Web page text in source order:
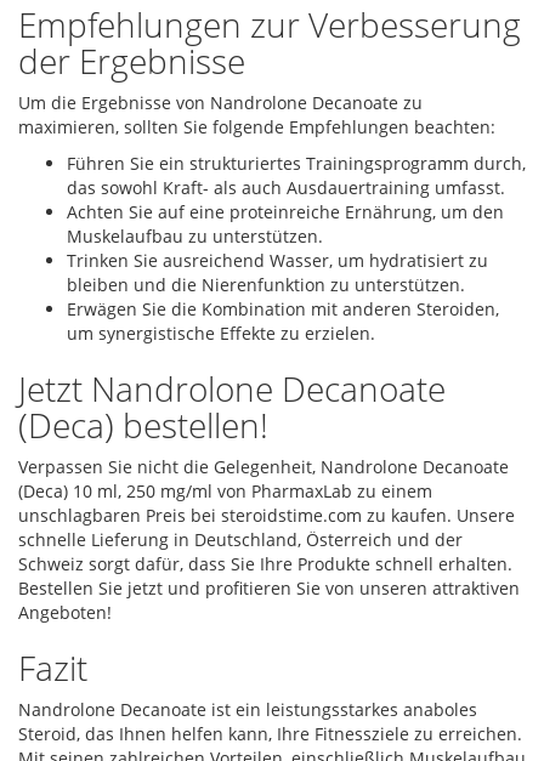
Empfehlungen zur Verbesserung
der Ergebnisse
Um die Ergebnisse von Nandrolone Decanoate zu
maximieren, sollten Sie folgende Empfehlungen beachten:
Führen Sie ein strukturiertes Trainingsprogramm durch,
das sowohl Kraft- als auch Ausdauertraining umfasst.
Achten Sie auf eine proteinreiche Ernährung, um den
Muskelaufbau zu unterstützen.
Trinken Sie ausreichend Wasser, um hydratisiert zu
bleiben und die Nierenfunktion zu unterstützen.
Erwägen Sie die Kombination mit anderen Steroiden,
um synergistische Effekte zu erzielen.
Jetzt Nandrolone Decanoate
(Deca) bestellen!
Verpassen Sie nicht die Gelegenheit, Nandrolone Decanoate
(Deca) 10 ml, 250 mg/ml von PharmaxLab zu einem
unschlagbaren Preis bei steroidstime.com zu kaufen. Unsere
schnelle Lieferung in Deutschland, Österreich und der
Schweiz sorgt dafür, dass Sie Ihre Produkte schnell erhalten.
Bestellen Sie jetzt und profitieren Sie von unseren attraktiven
Angeboten!
Fazit
Nandrolone Decanoate ist ein leistungsstarkes anaboles
Steroid, das Ihnen helfen kann, Ihre Fitnessziele zu erreichen.